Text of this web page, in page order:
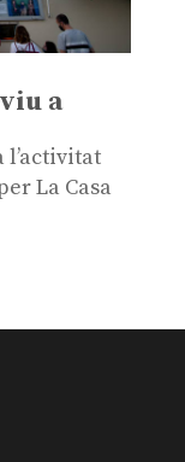
a
l’activitat
La Casa